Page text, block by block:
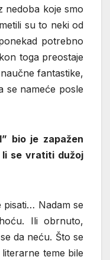
nedoba koje smo
su to neki od
potrebno
toga preostaje
fantastike,
se nameće posle
bio je zapažen
li se vratiti dužoj
pisati… Nadam se
Ili obrnuto,
da neću. Što se
teme bile